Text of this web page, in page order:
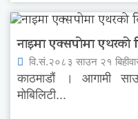
नाइमा एक्सपोमा एथरको
वि.सं.२०८३ साउन २१
काठमाडौं । आगामी
मोबिलिटी...